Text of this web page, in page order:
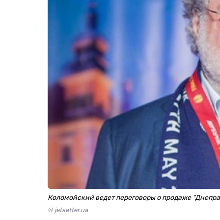
Коломойский ведет переговоры о продаже
© jetsetter.uа